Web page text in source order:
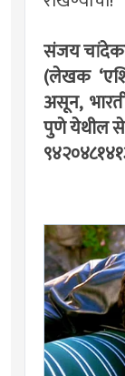
संजय
(लेखक
असून,
पुणे येथील